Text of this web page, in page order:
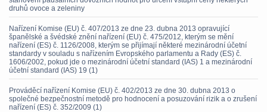
druhů ovoce a zeleniny
Nařízení Komise (EU) č. 407/2013 ze dne 23. dubna 2013 opravující
španělské a švédské znění nařízení (EU) č. 475/2012, kterým se mění
nařízení (ES) č. 1126/2008, kterým se přijímají některé mezinárodní účetní
standardy v souladu s nařízením Evropského parlamentu a Rady (ES) č.
1606/2002, pokud jde o mezinárodní účetní standard (IAS) 1 a mezinárodní
účetní standard (IAS) 19 (1)
Prováděcí nařízení Komise (EU) č. 402/2013 ze dne 30. dubna 2013 o
společné bezpečnostní metodě pro hodnocení a posuzování rizik a o zrušení
nařízení (ES) č. 352/2009 (1)